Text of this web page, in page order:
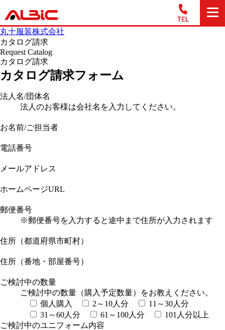
丸十服装株式会社
カタログ請求
Request Catalog
カタログ請求
カタログ請求フォーム
法人名/団体名
法人のお客様は会社名を入力してください。
お名前/ご担当者
電話番号
メールアドレス
ホームページURL
郵便番号
※郵便番号を入力すると途中まで住所が入力されます
住所（都道府県市町村）
住所（番地・部屋番号）
ご検討中の数量
ご検討中の数量（購入予定数量）をお教えください。
個人購入
2～10人分
11～30人分
31～60人分
61～100人分
101人分以上
ご検討中のユニフォーム内容